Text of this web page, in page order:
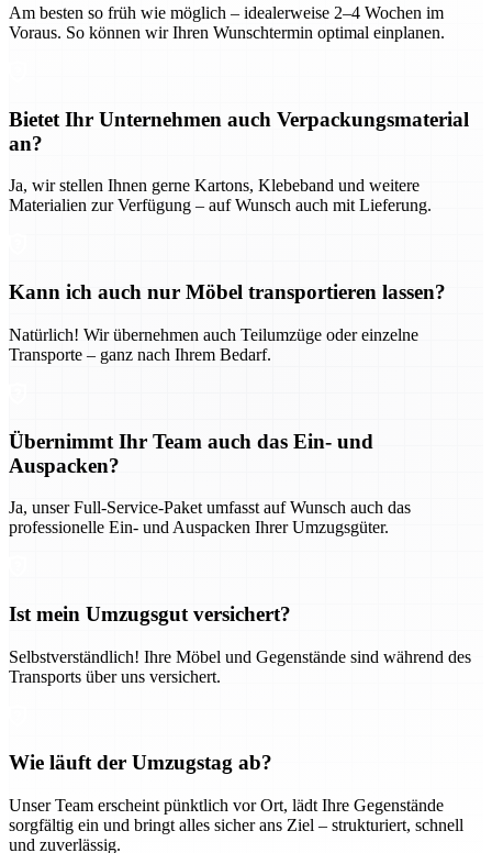
Am besten so früh wie möglich – idealerweise 2–4 Wochen im
Voraus. So können wir Ihren Wunschtermin optimal einplanen.
Bietet Ihr Unternehmen auch Verpackungsmaterial
an?
Ja, wir stellen Ihnen gerne Kartons, Klebeband und weitere
Materialien zur Verfügung – auf Wunsch auch mit Lieferung.
Kann ich auch nur Möbel transportieren lassen?
Natürlich! Wir übernehmen auch Teilumzüge oder einzelne
Transporte – ganz nach Ihrem Bedarf.
Übernimmt Ihr Team auch das Ein- und
Auspacken?
Ja, unser Full-Service-Paket umfasst auf Wunsch auch das
professionelle Ein- und Auspacken Ihrer Umzugsgüter.
Ist mein Umzugsgut versichert?
Selbstverständlich! Ihre Möbel und Gegenstände sind während des
Transports über uns versichert.
Wie läuft der Umzugstag ab?
Unser Team erscheint pünktlich vor Ort, lädt Ihre Gegenstände
sorgfältig ein und bringt alles sicher ans Ziel – strukturiert, schnell
und zuverlässig.